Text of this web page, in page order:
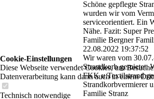
Schöne gepflegte
wurden wir vom
serviceorientiert. Ein
Nähe. Fazit: Super
Familie Bergner
22.08.2022 19:37:52
Wir waren vom
Strandkorb gemietet.
FKK u.Textilstrand
Strandkorbvermierer
Familie Stranz
Cookie-Einstellungen
Diese Webseite verwendet Cookies, um
Datenverarbeitung kann dann auch in einem
Technisch notwendige